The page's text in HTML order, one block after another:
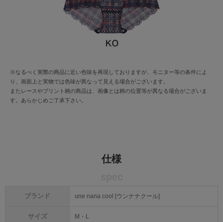
※なるべく実際の商品に近い色味を再現しておりますが、モニター等の条件によ
り、画面上と実物では色味が異なって見える場合がございます。
またレースやプリント柄の商品は、画像とは柄の位置等が異なる場合がございま
す。あらかじめご了承下さい。
仕様
ブランド une nana cool [ウンナナクール]
サイズ M・L